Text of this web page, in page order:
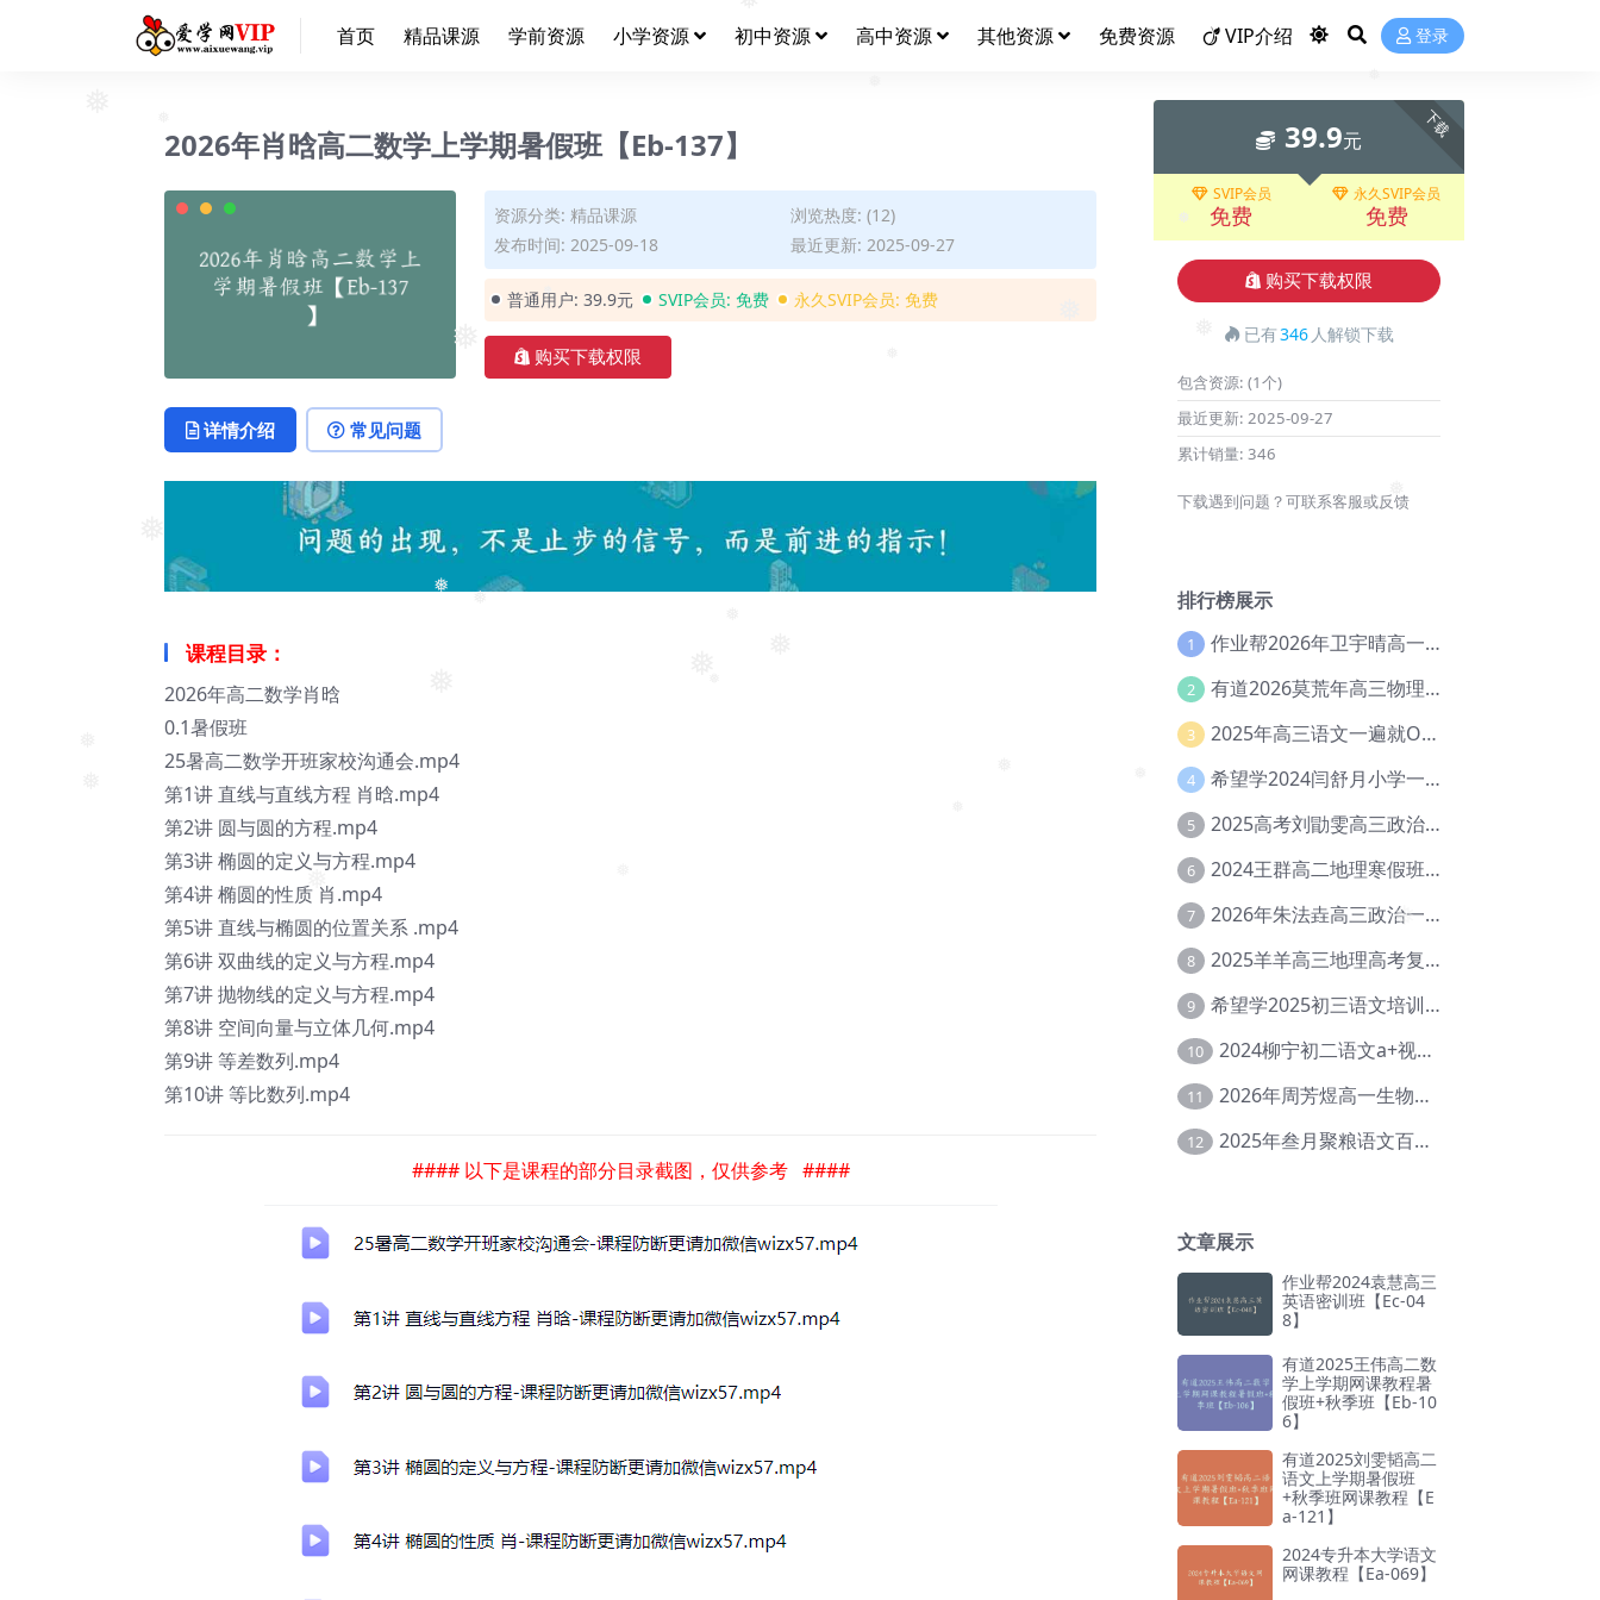
❅
❅
❅
❅
❅
❅
❅
❅
❅ 首页 精品课源 学前资源 小学资源 初中资源 高中资源 其他资源 免费资源 VIP介绍 登录
2026年肖晗高二数学上学期暑假班【Eb-137】
资源分类: 精品课源
浏览热度: (12)
发布时间: 2025-09-18
最近更新: 2025-09-27
普通用户: 39.9元 SVIP会员: 免费 永久SVIP会员: 免费
购买下载权限
详情介绍 常见问题
课程目录：
2026年高二数学肖晗
0.1暑假班
25暑高二数学开班家校沟通会.mp4
第1讲 直线与直线方程 肖晗.mp4
第2讲 圆与圆的方程.mp4
第3讲 椭圆的定义与方程.mp4
第4讲 椭圆的性质 肖.mp4
第5讲 直线与椭圆的位置关系 .mp4
第6讲 双曲线的定义与方程.mp4
第7讲 抛物线的定义与方程.mp4
第8讲 空间向量与立体几何.mp4
第9讲 等差数列.mp4
第10讲 等比数列.mp4
#### 以下是课程的部分目录截图，仅供参考 ####
下载
39.9元
SVIP会员
免费
永久SVIP会员
免费
购买下载权限
已有346 人解锁下载
包含资源: (1个)
最近更新: 2025-09-27
累计销量: 346
下载遇到问题？可联系客服或反馈
排行榜展示
1 作业帮2026年卫宇晴高一英语s上学期暑假班【冲顶班】【Ec-003】
2 有道2026莫荒年高三物理一轮复习暑假班网课教程【Ef-044】
3 2025年高三语文一遍就OK高中语文体系课【Ea-028】
4 希望学2024闫舒月小学一年级英语视频教程+讲义【Cc-004】
5 2025高考刘勖雯高三政治三轮复习网课教程【Eh-061】
6 2024王群高二地理寒假班教程【Ei-075】
7 2026年朱法垚高三政治一轮复习暑假班【Eh-041】
8 2025羊羊高三地理高考复习视频教程+讲义【Ei-051】
9 希望学2025初三语文培训班秋上A+班（秋上·全国版·A+）【Da-031】
10 2024柳宁初二语文a+视频教程+课堂笔记+讲义（暑假班+秋季班）【Da-003】
11 2026年周芳煜高一生物上学期网课教程【Ee-056】
12 2025年叁月聚粮语文百日冲刺｜荡平玄学诅咒【Ea-001】
文章展示
作业帮2024袁慧高三
英语密训班【Ec-04
8】
有道2025王伟高二数
学上学期网课教程暑
假班+秋季班【Eb-10
6】
有道2025刘雯韬高二
语文上学期暑假班
+秋季班网课教程【E
a-121】
2024专升本大学语文
网课教程【Ea-069】